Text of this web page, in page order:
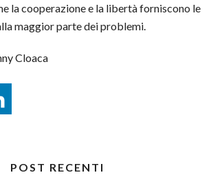
la cooperazione e la libertà forniscono le
maggior parte dei problemi.
Cloaca
POST RECENTI